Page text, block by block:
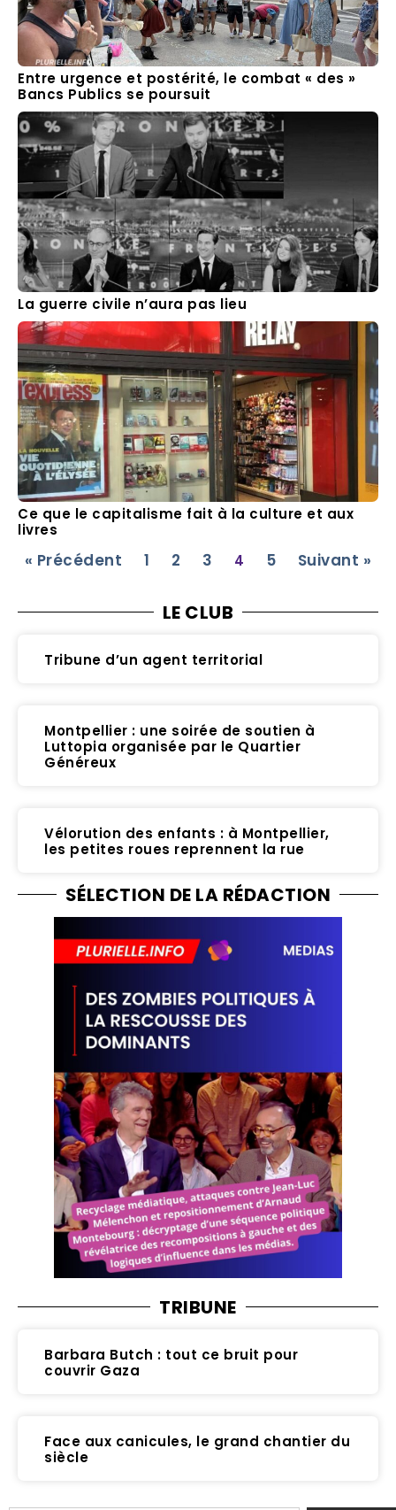
Entre urgence et postérité, le combat « des »
Bancs Publics se poursuit
La guerre civile n’aura pas lieu
Ce que le capitalisme fait à la culture et aux
livres
« Précédent 1 2 3 4 5 Suivant »
LE CLUB
Tribune d’un agent territorial
Montpellier : une soirée de soutien à
Luttopia organisée par le Quartier
Généreux
Vélorution des enfants : à Montpellier,
les petites roues reprennent la rue
SÉLECTION DE LA RÉDACTION
TRIBUNE
Barbara Butch : tout ce bruit pour
couvrir Gaza
Face aux canicules, le grand chantier du
siècle